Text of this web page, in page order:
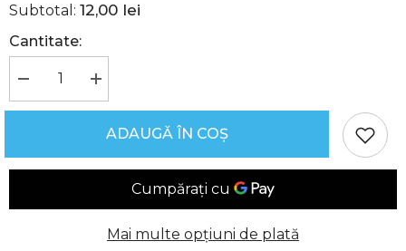
Subtotal: 12,00 lei
Cantitate:
Reduceți
cantitatea
pentru
24/6,
Creșteți
cantitatea
pentru
Capsator,
10
24/6,
Centrum
ADAUGĂ ÎN COȘ
Mai multe opțiuni de plată